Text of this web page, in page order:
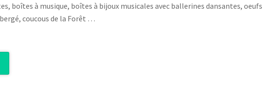
boîtes à musique, boîtes à bijoux musicales avec ballerines dansantes, oeufs
coucous de la Forêt …